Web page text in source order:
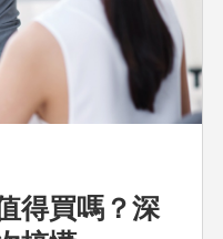
得買嗎？深